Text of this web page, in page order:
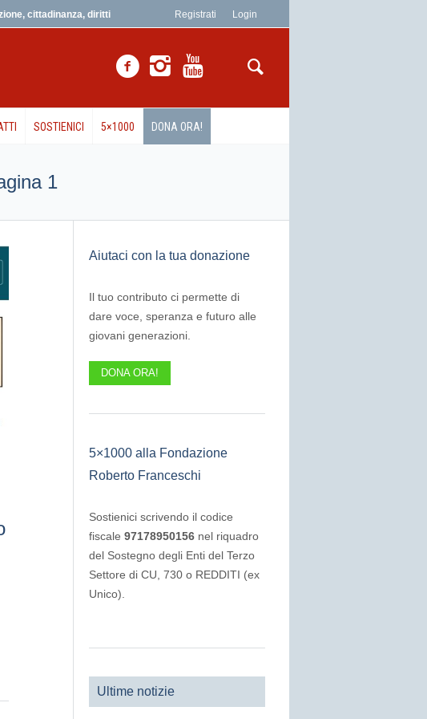
Registrati Login
cittadinanza, diritti
SOSTIENICI 5×1000 DONA ORA!
1
Aiutaci con la tua donazione
Il tuo contributo ci permette di
dare voce, speranza e futuro alle
giovani generazioni.
DONA ORA!
5×1000 alla Fondazione
Roberto Franceschi
Sostienici scrivendo il codice
fiscale97178950156 nel riquadro
del Sostegno degli Enti del Terzo
Settore di CU, 730 o REDDITI (ex
Unico).
Ultime notizie